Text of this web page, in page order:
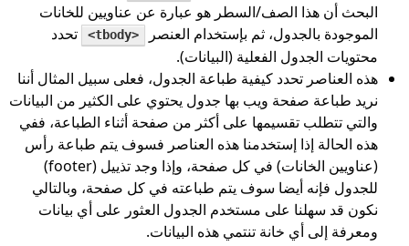
البحث أن هذا الصف/السطر هو عبارة عن عناويين للخانات
الموجودة بالجدول، ثم بإستخدام العنصر
<tbody>
تحدد
محتويات الجدول الفعلية (البيانات).
هذه العناصر تحدد كيفية طباعة الجدول، فعلى سبيل المثال أننا
نريد طباعة صفحة ويب بها جدول يحتوي على الكثير من البيانات
والتي تتطلب تقسيمها على أكثر من صفحة أثناء الطباعة، ففي
هذه الحالة إذا إستخدمنا هذه العناصر فسوف يتم طباعة رأس
(عناويين الخانات) في كل صفحة، وإذا وجد تذييل (footer)
للجدول فإنه أيضا سوف يتم طباعته في كل صفحة، وبالتالي
نكون قد سهلنا على مستخدم الجدول العثور على أي بيانات
ومعرفة إلى أي خانة تنتمي هذه البيانات.